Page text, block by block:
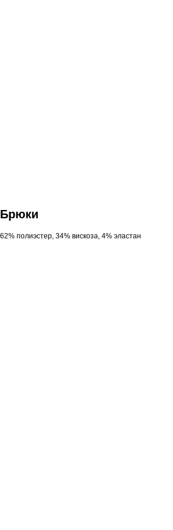
Брюки
62% полиэстер, 34% вискоза, 4% эластан